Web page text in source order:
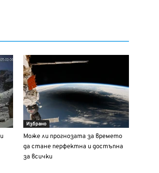
Избрано
Може ли прогнозата за времето
да стане перфектна и достъпна
за всички